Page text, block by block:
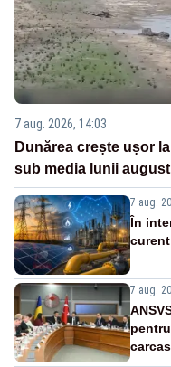
7 aug. 2026, 14:03
Dunărea crește ușor
sub media lunii august
7 aug.
În
curent
7 aug.